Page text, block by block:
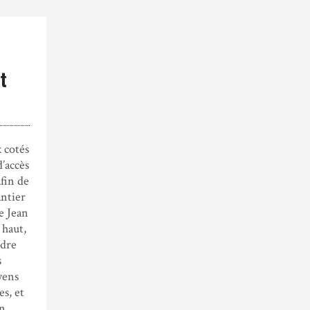
cotés
de
Jean
et